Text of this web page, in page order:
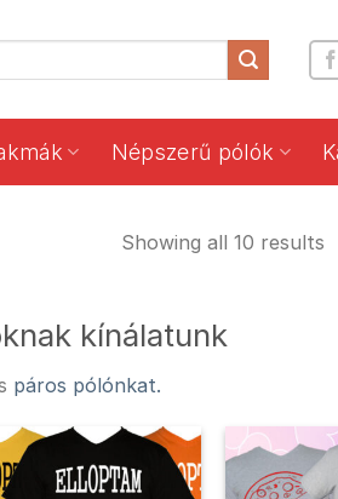
Népszerű pólók
Showing all 10 results
kínálatunk
páros pólónkat.